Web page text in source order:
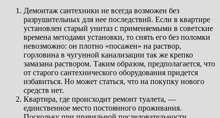
Демонтаж сантехники не всегда возможен без
разрушительных для нее последствий. Если в квартире
установлен старый унитаз с применяемыми в советские
времена методами установки, то снять его без поломки
невозможно: он плотно «посажен» на раствор,
горловина в чугунной канализации так же крепко
замазана раствором. Таким образом, предполагается, что
от старого сантехнического оборудования придется
избавиться. Но может статься, что на покупку нового
средств нет.
Квартира, где происходит ремонт туалета, —
единственное место постоянного проживания.